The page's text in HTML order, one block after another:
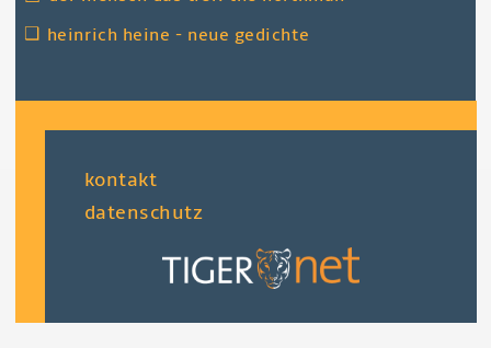
❑ heinrich heine - neue gedichte
fußzeile
kontakt
datenschutz